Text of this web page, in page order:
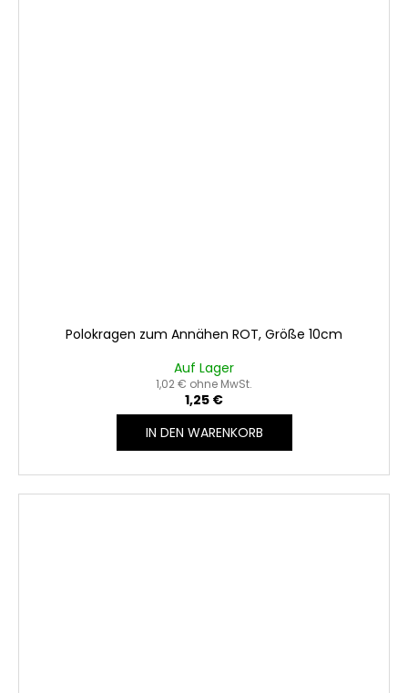
Polokragen zum Annähen ROT, Größe 10cm
Auf Lager
1,02 € ohne MwSt.
1,25 €
IN DEN WARENKORB